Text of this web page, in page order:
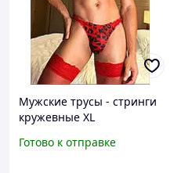
Мужские трусы - стринги
кружевные ХL
Готово к отправке